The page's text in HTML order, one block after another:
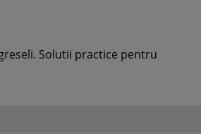
Solutii practice pentru